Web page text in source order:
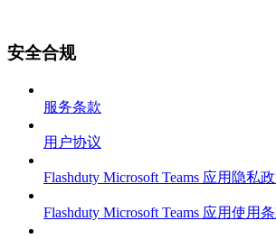
安全合规
服务条款
用户协议
Flashduty Microsoft Teams 应用隐私
Flashduty Microsoft Teams 应用使用